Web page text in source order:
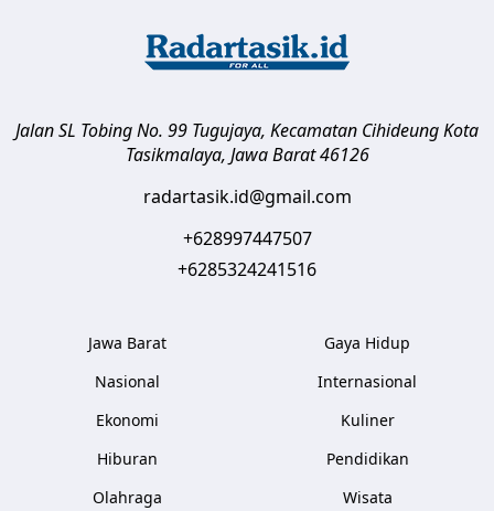
Jalan SL Tobing No. 99 Tugujaya, Kecamatan CihideungKota
Tasikmalaya, Jawa Barat 46126
radartasik.id@gmail.com
+628997447507
+6285324241516
Jawa Barat
Nasional
Ekonomi
Hiburan
Olahraga
Gaya Hidup
Internasional
Kuliner
Pendidikan
Wisata